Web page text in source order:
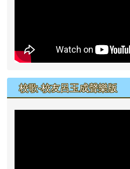
校歌-校友呂玉成聲樂版